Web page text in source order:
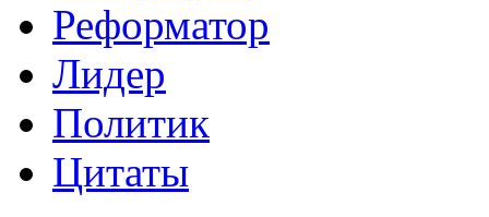
Реформатор
Лидер
Политик
Цитаты